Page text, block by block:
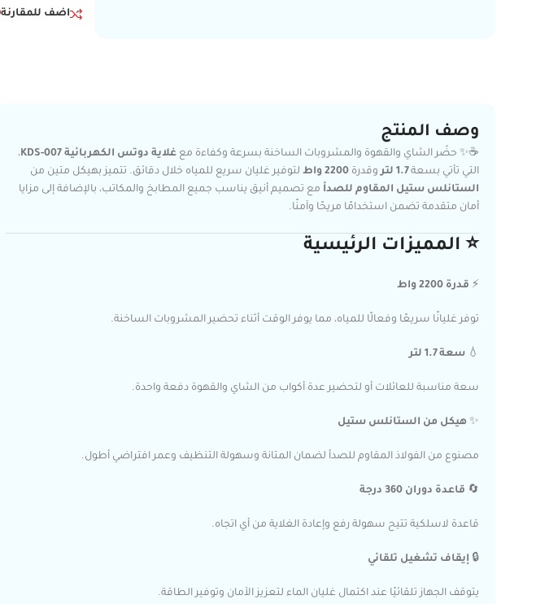
اضف للمقارنة
وصف المنتج
☕✨ حضّر الشاي والقهوة والمشروبات الساخنة بسرعة وكفاءة مع غلاية دوتس الكهربائية KDS-007
،
التي تأتي بسعة1.7 لتر وقدرة 2200 واط
لتوفير غليان سريع للمياه خلال دقائق. تتميز بهيكل متين من
الستانلس ستيل المقاوم للصدأ مع تصميم أنيق يناسب جميع المطابخ والمكاتب، بالإضافة إلى مزايا
أمان متقدمة تضمن استخدامًا مريحًا وآمنًا.
⭐ المميزات الرئيسية
⚡ قدرة 2200 واط
توفر غليانًا سريعًا وفعالًا للمياه، مما يوفر الوقت أثناء تحضير المشروبات الساخنة.
💧 سعة 1.7 لتر
سعة مناسبة للعائلات أو لتحضير عدة أكواب من الشاي والقهوة دفعة واحدة.
✨ هيكل من الستانلس ستيل
مصنوع من الفولاذ المقاوم للصدأ لضمان المتانة وسهولة التنظيف وعمر افتراضي أطول.
🔄 قاعدة دوران 360 درجة
قاعدة لاسلكية تتيح سهولة رفع وإعادة الغلاية من أي اتجاه.
🔒 إيقاف تشغيل تلقائي
يتوقف الجهاز تلقائيًا عند اكتمال غليان الماء لتعزيز الأمان وتوفير الطاقة.